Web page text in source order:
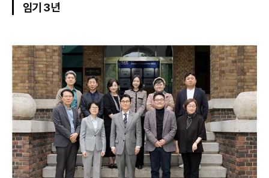
임기 3년